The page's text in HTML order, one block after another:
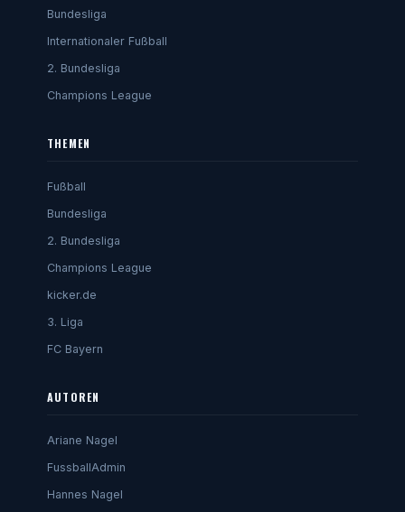
Bundesliga
Internationaler Fußball
2. Bundesliga
Champions League
THEMEN
Fußball
Bundesliga
2. Bundesliga
Champions League
kicker.de
3. Liga
FC Bayern
AUTOREN
Ariane Nagel
FussballAdmin
Hannes Nagel